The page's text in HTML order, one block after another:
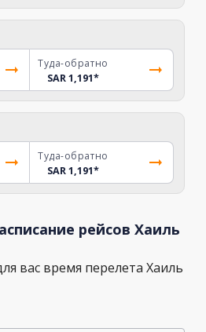
Туда-обратно
SAR 1,191*
Туда-обратно
SAR 1,191*
рейсов Хаиль
вас время перелета Хаиль